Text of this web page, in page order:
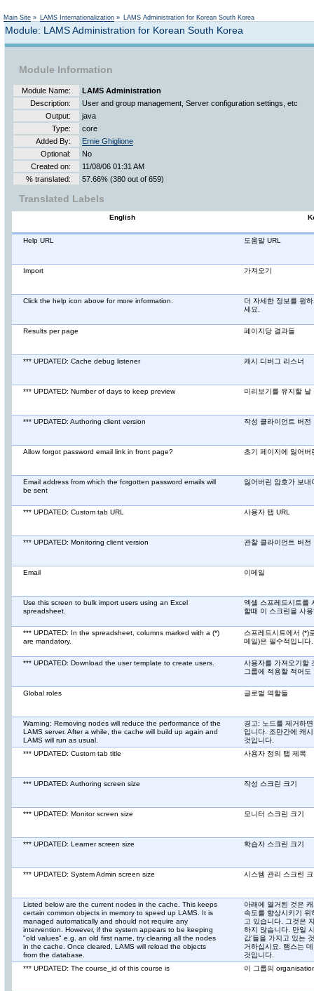
Main Site » LAMS Internationalization » LAMS Administration for Korean South Korea
Module: LAMS Administration for Korean South Korea
Module Information
Module Name:
LAMS Administration
Description:
User and group management, Server configuration settings, etc
Output:
java
Type:
core
Added By:
Ernie Ghiglione
Optional:
No
Created on:
11/08/06 01:31 AM
% translated:
57.66% (380 out of 659)
Translated Labels
English
Help URL 도움말 URL
Import 가져오기
Click the help icon above for more information.
더 자세한 정보를 원
세요.
Results per page 페이지당 결과들
*** UPDATED: Cache debug listener 캐시 디버그 리스너
*** UPDATED: Number of days to keep preview 미리보기를 유지할 날
*** UPDATED: Authoring client version 작성 클라이언트 버전
Allow forgot password email link in front page? 초기 페이지에 잃어
Email address from which the forgotten password emails will
be sent
잃어버린 암호가 보내
*** UPDATED: Custom tab URL 사용자 탭 URL
*** UPDATED: Monitoring client version 관찰 클라이언트 버전
Email 이메일
Use this screen to bulk import users using an Excel
spreadsheet.
엑셀 스프레드시트를
할때 이 스크린을 사
*** UPDATED: In the spreadsheet, columns marked with a (*)
are mandatory.
스프레드시트에서 (*)
메일)은 필수적입니다.
*** UPDATED: Download the user template to create users.
사용자를 가져오기할
그룹에 적용할 적어
Global roles 글로벌 역할들
Warning: Removing nodes will reduce the performance of the
LAMS server. After a while, the cache will build up again and
LAMS will run as usual.
경고: 노드를 제거하
입니다. 조만간에 캐
것입니다.
*** UPDATED: Custom tab title
사용자 정의 탭 제목
*** UPDATED: Authoring screen size 작성 스크린 크기
*** UPDATED: Monitor screen size 모니터 스크린 크기
*** UPDATED: Learner screen size 학습자 스크린 크기
*** UPDATED: System Admin screen size 시스템 관리 스크린
Listed below are the current nodes in the cache. This keeps
certain common objects in memory to speed up LAMS. It is
managed automatically and should not require any
intervention. However, if the system appears to be keeping
"old values" e.g. an old first name, try clearing all the nodes
in the cache. Once cleared, LAMS will reload the objects
from the database.
아래에 열거된 것은
속도를 향상시키기 위
고 있습니다. 그것은
하지 않습니다. 만일
값'들을 가지고 있는
거하십시요. 램스는
것입니다.
*** UPDATED: The course_id of this course is
이 그룹의